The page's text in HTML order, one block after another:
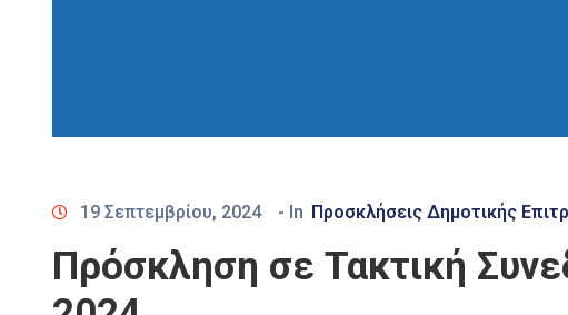
19 Σεπτεμβρίου, 2024 - In Προσκλήσεις Δημοτικής
Πρόσκληση σε Τακτική